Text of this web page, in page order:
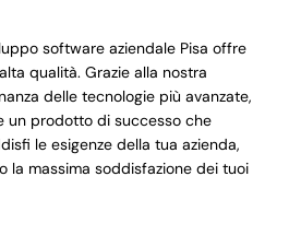
software aziendale Pisa offre
qualità. Grazie alla nostra
delle tecnologie più avanzate,
un prodotto di successo che
le esigenze della tua azienda,
la massima soddisfazione dei tuoi